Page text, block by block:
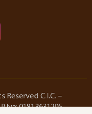
Reserved C.I.C. –
01813631205 –